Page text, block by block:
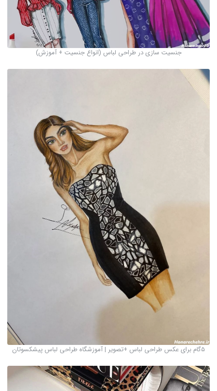
جنسیت سازی در طراحی لباس (انواع جنسیت + آموزش)
5گام برای عکس طراحی لباس +تصویر | آموزشگاه طراحی لباس پیشکسوتان